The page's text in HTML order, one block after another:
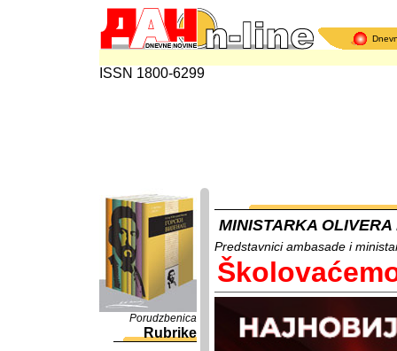
ISSN 1800-6299
Porudzbenica
Rubrike
MINISTARKA
Predstavnici ambasade i